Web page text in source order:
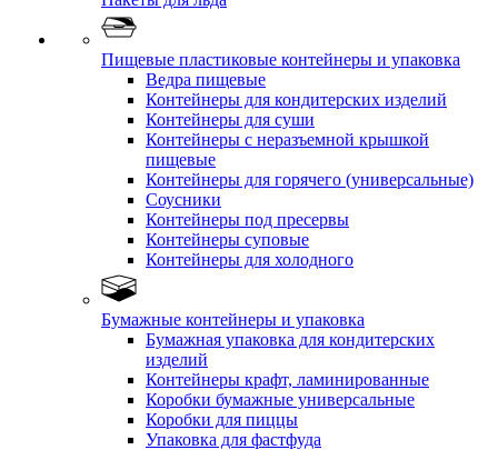
Пищевые пластиковые контейнеры и упаковка
Ведра пищевые
Контейнеры для кондитерских изделий
Контейнеры для суши
Контейнеры с неразъемной крышкой
пищевые
Контейнеры для горячего (универсальные)
Соусники
Контейнеры под пресервы
Контейнеры суповые
Контейнеры для холодного
Бумажные контейнеры и упаковка
Бумажная упаковка для кондитерских
изделий
Контейнеры крафт, ламинированные
Коробки бумажные универсальные
Коробки для пиццы
Упаковка для фастфуда